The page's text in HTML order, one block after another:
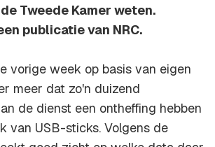
Tweede Kamer weten.
publicatie van NRC.
vorige week op basis van eigen
meer dat zo'n duizend
de dienst een ontheffing hebben
van USB-sticks. Volgens de